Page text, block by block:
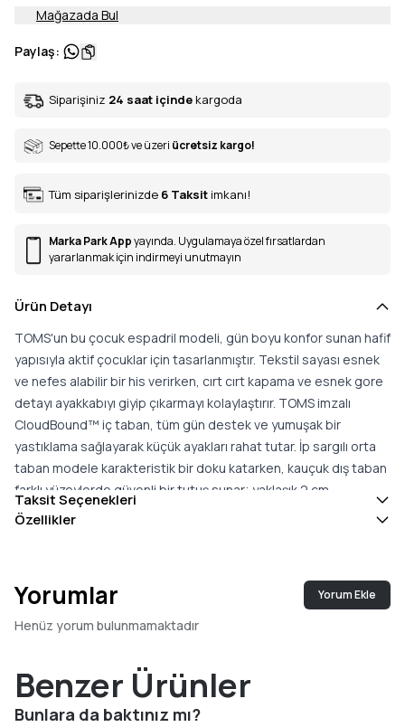
Mağazada Bul
Paylaş:
Siparişiniz 24 saat içinde kargoda
Sepette 10.000₺ve üzeri ücretsiz kargo!
Tüm siparişlerinizde 6 Taksit imkanı!
Marka Park Appyayında. Uygulamaya özel fırsatlardan
yararlanmak için indirmeyi unutmayın
Ürün Detayı
TOMS'un bu çocuk espadril modeli, gün boyu konfor sunan hafif
yapısıyla aktif çocuklar için tasarlanmıştır. Tekstil sayası esnek
ve nefes alabilir bir his verirken, cırt cırt kapama ve esnek gore
detayı ayakkabıyı giyip çıkarmayı kolaylaştırır. TOMS imzalı
CloudBound™ iç taban, tüm gün destek ve yumuşak bir
yastıklama sağlayarak küçük ayakları rahat tutar. İp sargılı orta
taban modele karakteristik bir doku katarken, kauçuk dış taban
farklı yüzeylerde güvenli bir tutuş sunar; yaklaşık 2 cm
yüksekliğindeki tabanı dengeli ve hafif bir adım sağlar. Vegan
kombinlerle rahatça giyilir. TOMS alışverişleri, çocukların eğitim
ve sağlığına destek olan sosyal bir etkiye katkı sağlar; marka,
sosyal ve çevresel etki alanında B Corp™ standardını karşılar.
espadril; dengeli ve çok yönlü bir seçenek oluşturur ve her gün
rahatça tercih edilir.
Öne Çıkan Özellikler
Taksit Seçenekleri
Özellikler
Yorumlar Yorum Ekle
Henüz yorum bulunmamaktadır
Benzer Ürünler
Bunlara da baktınız mı?